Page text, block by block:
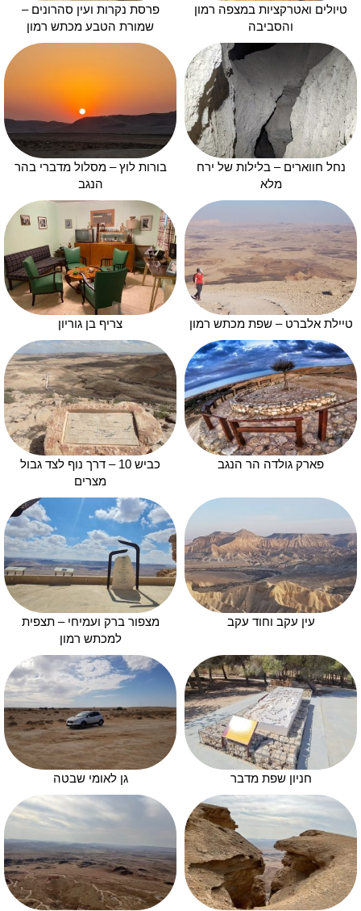
טיולים ואטרקציות במצפה רמון
והסביבה
פרסת נקרות ועין סהרונים –
שמורת הטבע מכתש רמון
נחל חווארים – בלילות של ירח
מלא
בורות לוץ – מסלול מדברי בהר
הנגב
טיילת אלברט – שפת מכתש רמון צריף בן גוריון
פארק גולדה הר הנגב
כביש 10 – דרך נוף לצד גבול
מצרים
עין עקב וחוד עקב
מצפור ברק ועמיחי – תצפית
למכתש רמון
חניון שפת מדבר גן לאומי שבטה